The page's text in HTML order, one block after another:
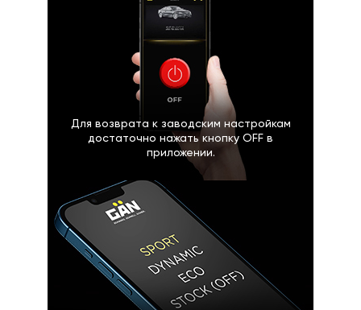
Для возврата к заводским настройкам
достаточно нажать кнопку OFF в
приложении.